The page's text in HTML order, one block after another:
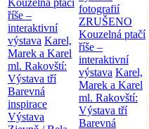
Kouzelná ptačí
říše –
interaktivní
výstava Karel,
Marek a Karel
ml. Rakovští:
Výstava tří
Barevná
inspirace
Výstava
fotografií
ZRUŠENO
Kouzelná ptačí
říše –
interaktivní
výstava Karel,
Marek a Karel
ml. Rakovští:
Výstava tří
Barevná